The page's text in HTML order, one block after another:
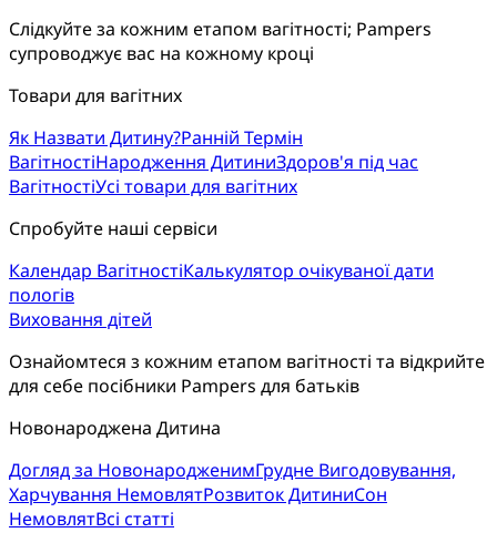
Слідкуйте за кожним етапом вагітності; Pampers
супроводжує вас на кожному кроці
Товари для вагітних
Як Назвати Дитину?Ранній Термін
ВагітностіНародження ДитиниЗдоров'я під час
ВагітностіУсі товари для вагітних
Спробуйте наші сервіси
Календар ВагітностіКалькулятор очікуваної дати
пологів
Виховання дітей
Ознайомтеся з кожним етапом вагітності та відкрийте
для себе посібники Pampers для батьків
Новонароджена Дитина
Догляд за НовонародженимГрудне Вигодовування,
Харчування НемовлятРозвиток ДитиниСон
НемовлятВсі статті